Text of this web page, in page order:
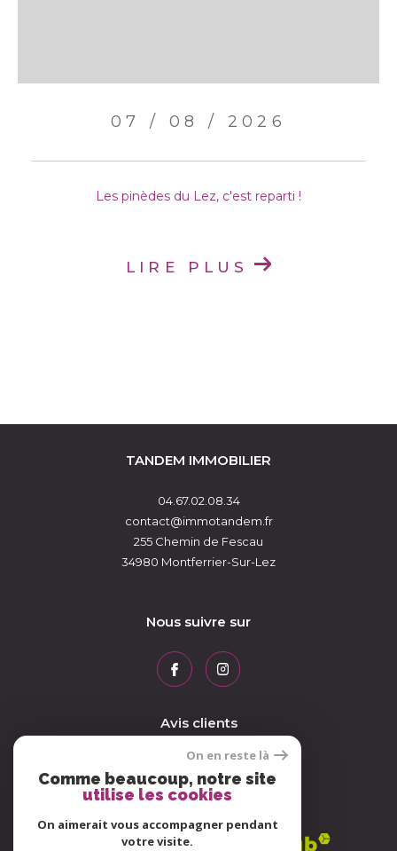
07 / 08 / 2026
Les pinèdes du Lez, c'est reparti !
LIRE PLUS
TANDEM IMMOBILIER
04.67.02.08.34
contact@immotandem.fr
255 Chemin de Fescau
34980
Montferrier-Sur-Lez
Nous suivre sur
Avis clients
On en reste là
Comme beaucoup, notre site
utilise les cookies
On aimerait vous accompagner pendant
votre visite.